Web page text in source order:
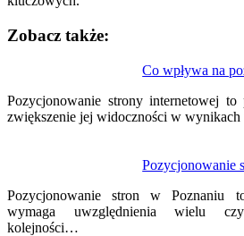
Zobacz także:
Co wpływa na
Pozycjonowanie strony internetowej
zwiększenie jej widoczności w
Pozycjonowanie
Pozycjonowanie stron w Poznaniu
wymaga uwzględnienia wielu
kolejności…
wpisu